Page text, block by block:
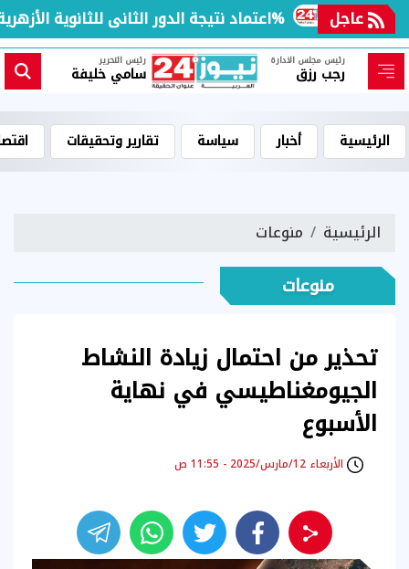
عاجل اعتماد نتيجة الدور الثانى للثانوية الأزهرية لمعاهد فلسطين بنسبة نجاح 97.7%
رئيس مجلس الادارة
رجب رزق
رئيس التحرير
سامي خليفة
الرئيسية أخبار سياسة تقارير وتحقيقات
الرئيسية منوعات
منوعات
تحذير من احتمال زيادة النشاط
الجيومغناطيسي في نهاية
الأسبوع
الأربعاء 12/مارس/2025 - 11:55 ص